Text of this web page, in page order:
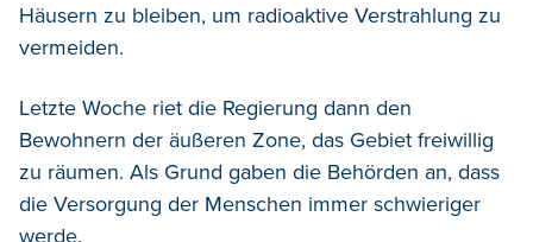
Häusern zu bleiben, um radioaktive Verstrahlung zu
vermeiden.
Letzte Woche riet die Regierung dann den
Bewohnern der äußeren Zone, das Gebiet freiwillig
zu räumen. Als Grund gaben die Behörden an, dass
die Versorgung der Menschen immer schwieriger
werde.